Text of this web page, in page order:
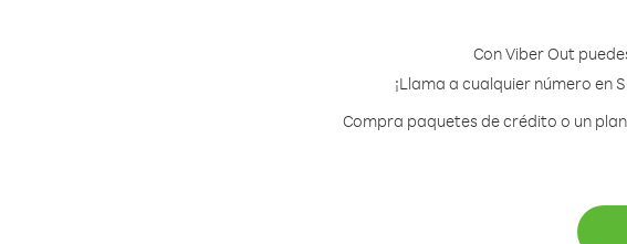
Con Viber Out
¡Llama a cualquier número en
Compra paquetes de crédito o un